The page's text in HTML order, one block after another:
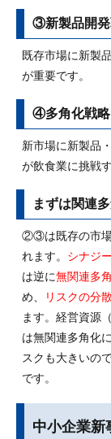
③新製品開
既存市場に新製
が重要です。
④多角化戦略
新市場に新製品
が飲食業に挑戦
まずは関連
②③は既存の市場
れます。 シナジ
は逆に無関連多
め、
リスクの分
ます。経営資源
は無関連多角化
スクも大きいので
です。
中小企業新